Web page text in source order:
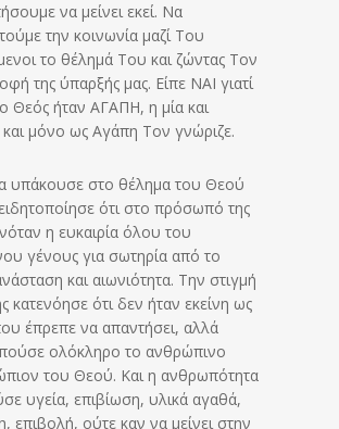
να μείνει εκεί. Να
την κοινωνία μαζί Του
το θέλημά Του και ζώντας Τον
της ύπαρξής μας. Είπε ΝΑΙ γιατί
ο Θεός ήταν ΑΓΑΠΗ, η μία και
μόνο ως Αγάπη Τον γνώριζε.
υπάκουσε στο θέλημα του Θεού
ότι στο πρόσωπό της
η ευκαιρία όλου του
γένους για σωτηρία από το
και αιωνιότητα. Την στιγμή
κατενόησε ότι δεν ήταν εκείνη ως
έπρεπε να απαντήσει, αλλά
ολόκληρο το ανθρώπινο
του Θεού. Και η ανθρωπότητα
υγεία, επιβίωση, υλικά αγαθά,
επιβολή, ούτε καν να μείνει στην